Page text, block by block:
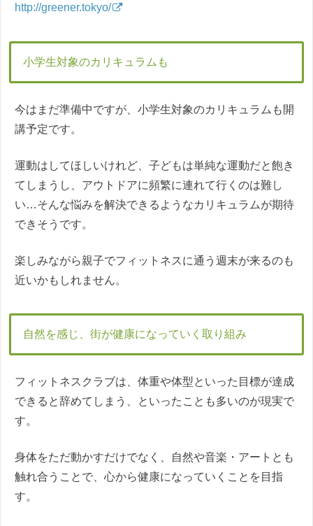
http://greener.tokyo/
小学生対象のカリキュラムも
今はまだ準備中ですが、小学生対象のカリキュラムも開
講予定です。
運動はしてほしいけれど、子どもは単純な運動だと飽き
てしまうし、アウトドアに頻繁に連れて行くのは難し
い…そんな悩みを解決できるようなカリキュラムが期待
できそうです。
楽しみながら親子でフィットネスに通う週末が来るのも
近いかもしれません。
自然を感じ、街が健康になっていく取り組み
フィットネスクラブは、体重や体型といった目標が達成
できると辞めてしまう、といったことも多いのが現実で
す。
身体をただ動かすだけでなく、自然や音楽・アートとも
触れ合うことで、心から健康になっていくことを目指
す。